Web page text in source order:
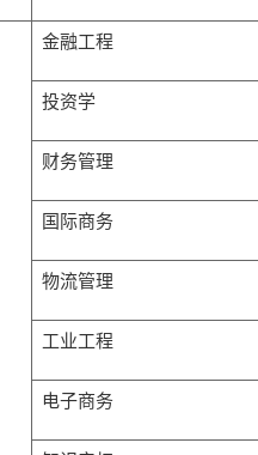
金融工程
投资学
财务管理
国际商务
物流管理
工业工程
电子商务